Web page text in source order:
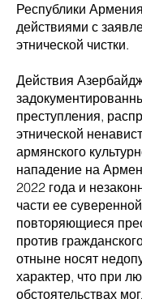
Республики
действиями с
этнической чистки.
Действия
преступления,
этнической
армянского
нападение на
2022 года и
части ее
повторяющиеся
против
отныне носят
характер, что при
обстоятельствах